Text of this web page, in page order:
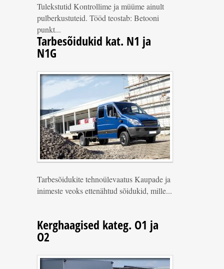
Tulekstutid Kontrollime ja müüme ainult
pulberkustuteid. Tööd teostab: Betooni
punkt...
Tarbesõidukid kat. N1 ja
N1G
Tarbesõidukite tehnoülevaatus Kaupade ja
inimeste veoks ettenähtud sõidukid, mille...
Kerghaagised kateg. O1 ja
O2